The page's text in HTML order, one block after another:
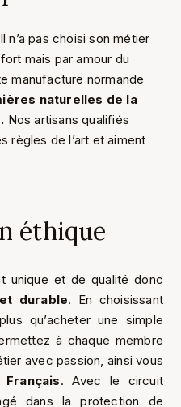
n’a pas choisi son métier
mais par amour du
manufacture normande
naturelles de la
Nos artisans qualifiés
règles de l’art et aiment
éthique
unique et de qualité donc
durable. En choisissant
qu’acheter une simple
à chaque membre
avec passion, ainsi vous
. Avec le circuit
dans la protection de